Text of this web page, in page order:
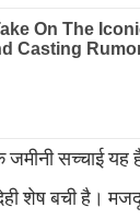
सच्चाई
शेष बची है।